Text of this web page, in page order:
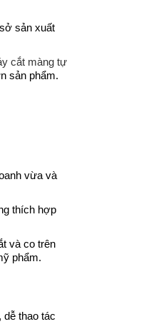
sản xuất
cắt màng tự
sản phẩm.
vừa và
thích hợp
và co trên
phẩm.
thao tác